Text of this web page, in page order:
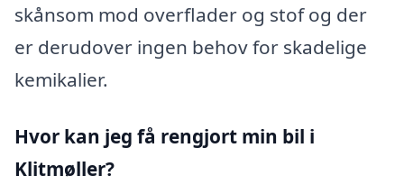
skånsom mod overflader og stof og der
er derudover ingen behov for skadelige
kemikalier.
Hvor kan jeg få rengjort min bil i
Klitmøller?